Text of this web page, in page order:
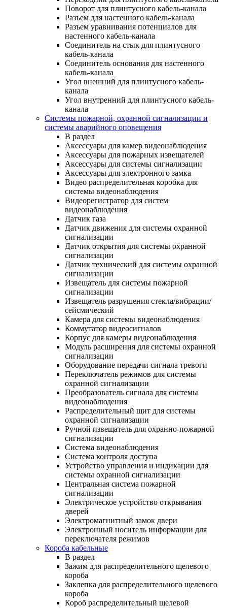
Поворот для плинтусного кабель-канала
Разъем для настенного кабель-канала
Разъем уравнивания потенциалов для
настенного кабель-канала
Соединитель на стык для плинтусного
кабель-канала
Соединитель основания для настенного
кабель-канала
Угол внешний для плинтусного кабель-
канала
Угол внутренний для плинтусного кабель-
канала
Системы пожарной, охранной сигнализации и
системы аварийного оповещения
В раздел
Аксессуары для камер видеонаблюдения
Аксессуары для пожарных извещателей
Аксессуары для системы сигнализации
Аксессуары для электронного замка
Видео распределительная коробка для
системы видеонаблюдения
Видеорегистратор для систем
видеонаблюдения
Датчик газа
Датчик движения для системы охранной
сигнализации
Датчик открытия для системы охранной
сигнализации
Датчик технический для системы охранной
сигнализации
Извещатель для системы пожарной
сигнализации
Извещатель разрушения стекла/вибрации/
сейсмический
Камера для системы видеонаблюдения
Коммутатор видеосигналов
Корпус для камеры видеонаблюдения
Модуль расширения для системы охранной
сигнализации
Оборудование передачи сигнала тревоги
Переключатель режимов для системы
охранной сигнализации
Преобразователь сигнала для системы
видеонаблюдения
Распределительный щит для системы
охранной сигнализации
Ручной извещатель для охранно-пожарной
сигнализации
Система видеонаблюдения
Система контроля доступа
Устройство управления и индикации для
системы охранной сигнализации
Центральная система пожарной
сигнализации
Электрическое устройство открывания
дверей
Электромагнитный замок двери
Электронный носитель информации для
переключателя режимов
Короба кабельные
В раздел
Зажим для распределительного щелевого
короба
Заклепка для распределительного щелевого
короба
Короб распределительный щелевой